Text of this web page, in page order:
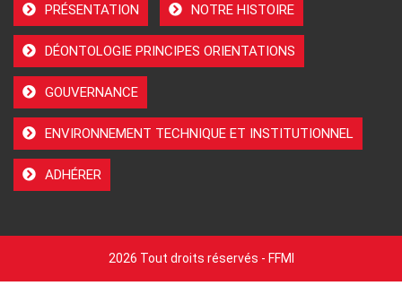
PRÉSENTATION NOTRE HISTOIRE
DÉONTOLOGIE PRINCIPES ORIENTATIONS
GOUVERNANCE
ENVIRONNEMENT TECHNIQUE ET INSTITUTIONNEL
ADHÉRER
2026 Tout droits réservés - FFMI